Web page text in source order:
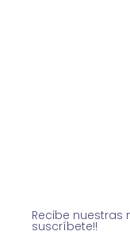
Recibe nuestras
suscríbete!!